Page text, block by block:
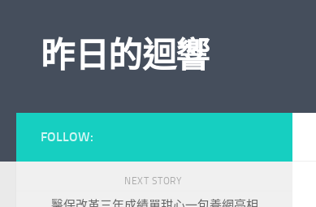
昨日的迴響
FOLLOW:
NEXT STORY